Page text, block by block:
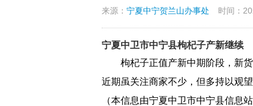
来源： 宁夏中宁贺兰山办事处 时间：
宁夏中卫市中宁县枸杞子产新继续
枸杞子正值产新中期阶段，新
近期虽关注商家不少，但多持以观
（本信息由宁夏中卫市中宁县信息